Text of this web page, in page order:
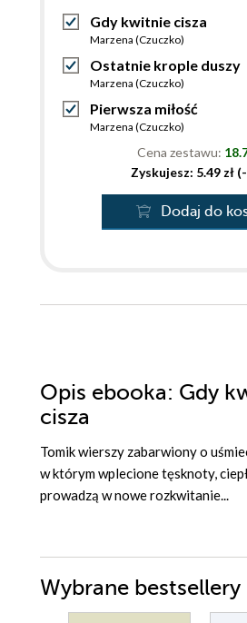
Gdy kwitnie cisza
Marzena (Czuczko)
Ostatnie krople duszy
Marzena (Czuczko)
Pierwsza miłość
Marzena (Czuczko)
Cena zestawu:
Zyskujesz: 5.49 zł
Dodaj do
Opis ebooka: Gdy
cisza
Tomik wierszy zabarwiony o
w którym wplecione tęsknoty,
prowadzą w nowe rozkwitanie...
Wybrane bestsellery